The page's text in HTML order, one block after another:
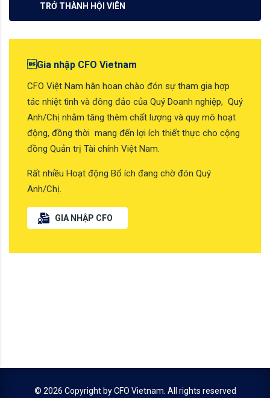
TRỞ THÀNH HỘI VIÊN
Gia nhập CFO Vietnam
CFO Việt Nam hân hoan chào đón sự tham gia hợp
tác nhiệt tình và đông đảo của Quý Doanh nghiệp, Quý
Anh/Chị nhằm tăng thêm chất lượng và quy mô hoạt
động, đồng thời mang đến lợi ích thiết thực cho cộng
đồng Quản trị Tài chính Việt Nam.
Rất nhiều Hoạt động Bổ ích đang chờ đón Quý
Anh/Chị.
GIA NHẬP CFO
© 2026 Copyright byCFO Vietnam . All rights reserved